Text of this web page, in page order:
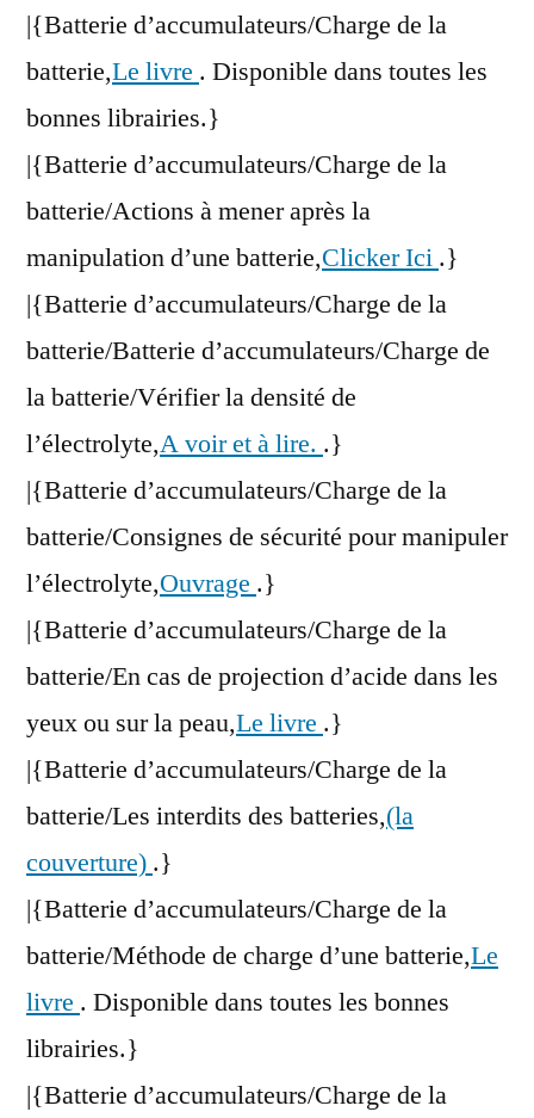
|{Batterie d’accumulateurs/Charge de la
batterie,Le livre . Disponible dans toutes les
bonnes librairies.}
|{Batterie d’accumulateurs/Charge de la
batterie/Actions à mener après la
manipulation d’une batterie,Clicker Ici .}
|{Batterie d’accumulateurs/Charge de la
batterie/Batterie d’accumulateurs/Charge de
la batterie/Vérifier la densité de
l’électrolyte,A voir et à lire. .}
|{Batterie d’accumulateurs/Charge de la
batterie/Consignes de sécurité pour manipuler
l’électrolyte,Ouvrage .}
|{Batterie d’accumulateurs/Charge de la
batterie/En cas de projection d’acide dans les
yeux ou sur la peau,Le livre .}
|{Batterie d’accumulateurs/Charge de la
batterie/Les interdits des batteries,(la
couverture) .}
|{Batterie d’accumulateurs/Charge de la
batterie/Méthode de charge d’une batterie,Le
livre . Disponible dans toutes les bonnes
librairies.}
|{Batterie d’accumulateurs/Charge de la